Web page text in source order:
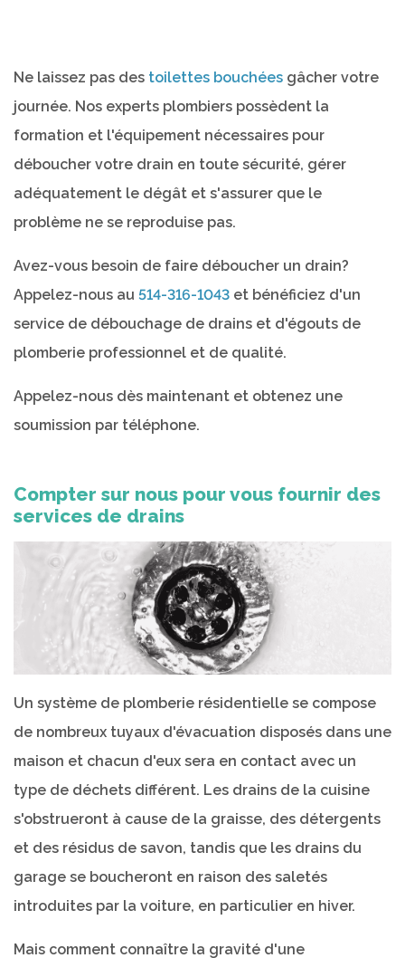
Ne laissez pas des toilettes bouchées gâcher votre
journée. Nos experts plombiers possèdent la
formation et l'équipement nécessaires pour
déboucher votre drain en toute sécurité, gérer
adéquatement le dégât et s'assurer que le
problème ne se reproduise pas.
Avez-vous besoin de faire déboucher un drain?
Appelez-nous au 514-316-1043 et bénéficiez d'un
service de débouchage de drains et d'égouts de
plomberie professionnel et de qualité.
Appelez-nous dès maintenant et obtenez une
soumission par téléphone.
Compter sur nous pour vous fournir des
services de drains
Un système de plomberie résidentielle se compose
de nombreux tuyaux d'évacuation disposés dans une
maison et chacun d'eux sera en contact avec un
type de déchets différent. Les drains de la cuisine
s'obstrueront à cause de la graisse, des détergents
et des résidus de savon, tandis que les drains du
garage se boucheront en raison des saletés
introduites par la voiture, en particulier en hiver.
Mais comment connaître la gravité d'une